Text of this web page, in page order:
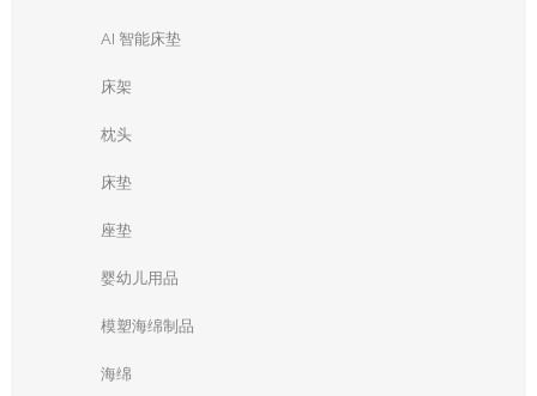
AI 智能床垫
床架
枕头
床垫
座垫
婴幼儿用品
模塑海绵制品
海绵